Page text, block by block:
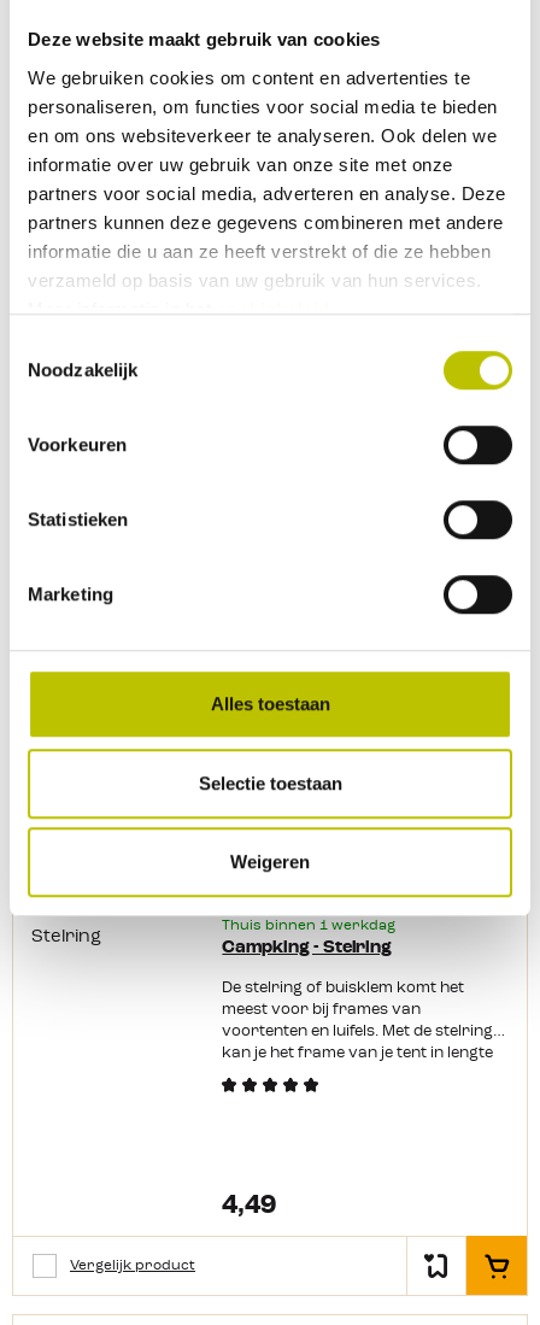
Deze website maakt gebruik van cookies
We gebruiken cookies om content en advertenties te
personaliseren, om functies voor social media te bieden
en om ons websiteverkeer te analyseren. Ook delen we
informatie over uw gebruik van onze site met onze
partners voor social media, adverteren en analyse. Deze
partners kunnen deze gegevens combineren met andere
informatie die u aan ze heeft verstrekt of die ze hebben
verzameld op basis van uw gebruik van hun services.
Meer informatie in hetcookiebeleid.
Noodzakelijk
Voorkeuren
Statistieken
Marketing
Alles toestaan
Selectie toestaan
Weigeren
Vergelijk product
Op voorraad
Dorema - Easygrip klem 22mm
per 4
Vergelijk product In
De spanschroeven zijn te gebruiken
Vergelijk product In het
Thuis binnen 1 werkdag
Campking - Stelring
De stelring of buisklem komt het
meest voor bij frames van
voortenten en luifels. Met de stelring
kan je het frame van je tent in lengte
of hoogte verstellen. De stelring
wordt compleet geleverd met
4,49
Vergelijk product In het